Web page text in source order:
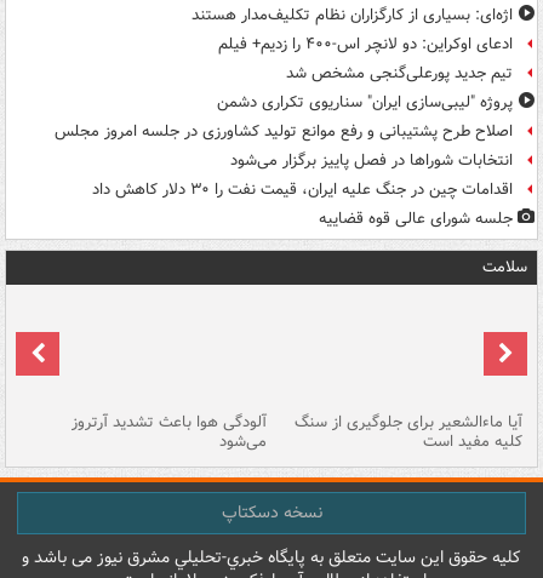
اژه‌ای: بسیاری از کارگزاران نظام تکلیف‌مدار هستند
ادعای اوکراین: دو لانچر اس-۴۰۰ را زدیم+ فیلم
تیم جدید پورعلی‌گنجی مشخص شد
پروژه "لیبی‌سازی ایران" سناریوی تکراری دشمن
اصلاح طرح پشتیبانی و رفع موانع تولید کشاورزی در جلسه امروز مجلس
انتخابات شوراها در فصل پاییز برگزار می‌شود
اقدامات چین در جنگ علیه ایران، قیمت نفت را ۳۰ دلار کاهش داد
جلسه شورای عالی قوه قضاییه
سلامت
آیا ماءالشعیر برای جلوگیری از سنگ
کلیه مفید است
آلودگی هوا باعث تشدید آرتروز
می‌شود
نسخه دسکتاپ
کليه حقوق اين سايت متعلق به پایگاه خبري-تحليلي مشرق نيوز می باشد و